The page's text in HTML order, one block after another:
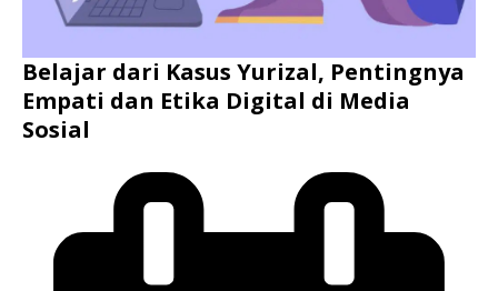
Belajar dari Kasus Yurizal, Pentingnya
Empati dan Etika Digital di Media
Sosial